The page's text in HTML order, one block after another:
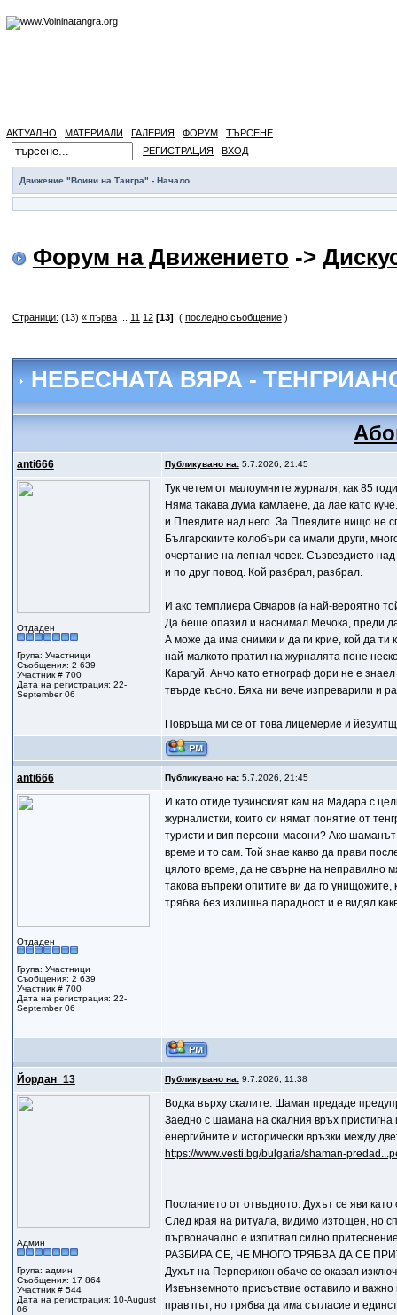
АКТУАЛНО МАТЕРИАЛИ ГАЛЕРИЯ ФОРУМ
ТЪРСЕНЕ
РЕГИСТРАЦИЯ
ВХОД
Движение "Воини на Тангра" - Начало
Форум на Движението ->
Страници: (13) « първа... 11 12 [13] ( последно съобщение)
НЕБЕСНАТА ВЯРА -
anti666 Публикувано на:5.7.2026, 21:45
Отдаден
Група: Участници
Съобщения: 2 639
Участник # 700
Дата на регистрация: 22-
September 06
Тук четем от малоумните журналя, как 85
Няма такава дума камлаене, да лае като
и Плеядите над него. За Плеядите нищо не
Българскиите колобъри са имали други,
очертание на легнал човек. Съзвездието
и по друг повод. Кой разбрал, разбрал.
И ако темплиера Овчаров (а най-вероятно
Да беше опазил и наснимал Мечока, преди
А може да има снимки и да ги крие, кой да
най-малкото пратил на журналята поне
Карагуй. Анчо като етнограф дори не е
твърде късно. Бяха ни вече изпреварили и
Повръща ми се от това лицемерие и
anti666 Публикувано на:5.7.2026, 21:45
Отдаден
Група: Участници
Съобщения: 2 639
Участник # 700
Дата на регистрация: 22-
September 06
И като отиде тувинският кам на Мадара с
журналистки, които си нямат понятие от
туристи и вип персони-масони? Ако
време и то сам. Той знае какво да прави
цялото време, да не свърне на неправилно
такова въпреки опитите ви да го
трябва без излишна парадност и е видял
Йордан_13 Публикувано на:9.7.2026, 11:38
Админ
Група: админ
Съобщения: 17 864
Участник # 544
Дата на регистрация: 10-August
06
Водка върху скалите: Шаман предаде
Заедно с шамана на скалния връх
енергийните и исторически връзки между
https://www.vesti.bg/bulgaria/shaman-
Посланието от отвъдното: Духът се яви като
След края на ритуала, видимо изтощен, но
първоначално е изпитвал силно
РАЗБИРА СЕ, ЧЕ МНОГО ТРЯБВА ДА СЕ
Духът на Перперикон обаче се оказал
Извънземното присъствие оставило и
прав път, но трябва да има съгласие и